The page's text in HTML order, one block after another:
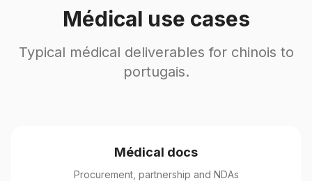
Médical use cases
Typical médical deliverables for chinois to
portugais.
Médical docs
Procurement, partnership and NDAs